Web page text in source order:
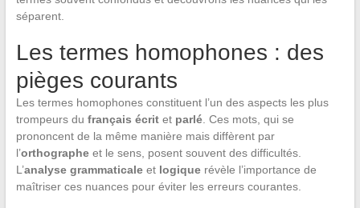
séparent.
Les termes homophones : des
pièges courants
Les termes homophones constituent l’un des aspects les plus
trompeurs du français écritet parlé. Ces mots, qui se
prononcent de la même manière mais diffèrent par
l’orthographeet le sens, posent souvent des difficultés.
L’analyse grammaticaleet logiquerévèle l’importance de
maîtriser ces nuances pour éviter les erreurs courantes.